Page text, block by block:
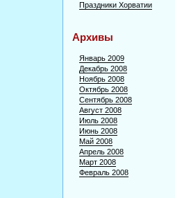
Праздники Хорватии
Архивы
Январь 2009
Декабрь 2008
Ноябрь 2008
Октябрь 2008
Сентябрь 2008
Август 2008
Июль 2008
Июнь 2008
Май 2008
Апрель 2008
Март 2008
Февраль 2008